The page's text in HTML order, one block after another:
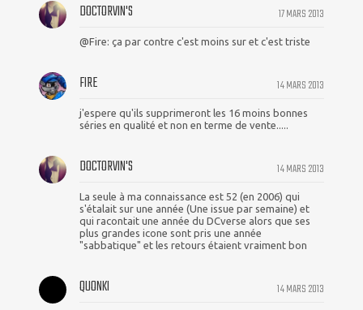
17 MARS 2013
DOCTORVIN'S
@Fire: ça par contre c'est moins sur et c'est triste
14 MARS 2013
FIRE
j'espere qu'ils supprimeront les 16 moins bonnes
séries en qualité et non en terme de vente.....
14 MARS 2013
DOCTORVIN'S
La seule à ma connaissance est 52 (en 2006) qui
s'étalait sur une année (Une issue par semaine) et
qui racontait une année du DCverse alors que ses
plus grandes icone sont pris une année
"sabbatique" et les retours étaient vraiment bon
14 MARS 2013
QUONKI